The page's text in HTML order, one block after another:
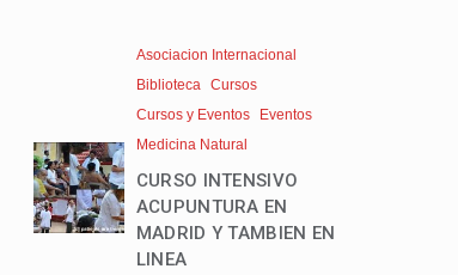
Asociacion Internacional
Biblioteca Cursos
Cursos y Eventos
Eventos
Medicina Natural
CURSO INTENSIVO
ACUPUNTURA EN
MADRID Y TAMBIEN EN
LINEA